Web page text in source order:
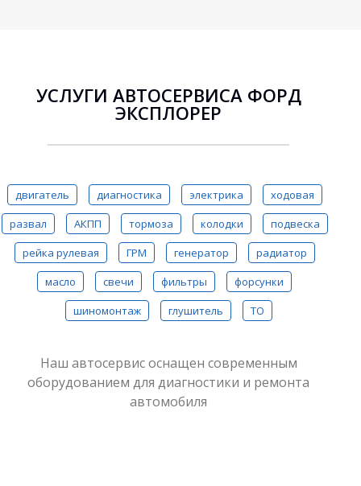
УСЛУГИ АВТОСЕРВИСА ФОРД
ЭКСПЛОРЕР
двигатель диагностика электрика
ходовая
развал
АКПП тормоза колодки
подвеска
рейка рулевая
ГРМ генератор
радиатор
масло
свечи фильтры
форсунки
шиномонтаж
глушитель ТО
Наш автосервис оснащен современным
оборудованием для диагностики и ремонта
автомобиля